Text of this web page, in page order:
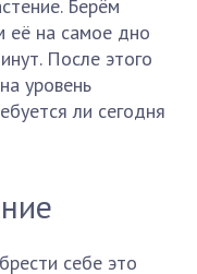
Берём
её на самое дно
После этого
уровень
ли сегодня
себе это